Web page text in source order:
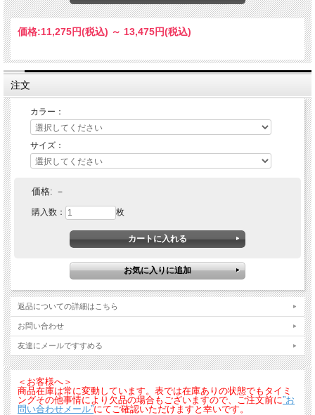
価格:11,275円(税込) ～ 13,475円(税込)
注文
カラー：
サイズ：
価格: －
購入数： 枚
返品についての詳細はこちら
お問い合わせ
友達にメールですすめる
＜お客様へ＞
商品在庫は常に変動しています。表では在庫ありの状態でもタイミ
ングその他事情により欠品の場合もございますので、ご注文前に”お
問い合わせメール”にてご確認いただけますと幸いです。